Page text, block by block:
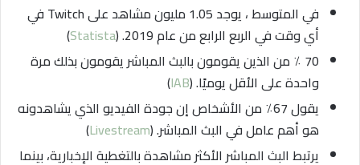
في المتوسط ، يوجد 1.05 مليون مشاهد على Twitch في
أي وقت في الربع الرابع من عام 2019. (
Statista
)
70 ٪ من الذين يقومون بالبث المباشر يقومون بذلك مرة
واحدة على الأقل يوميًا. (IAB
)
يقول 67٪ من الأشخاص إن جودة الفيديو الذي يشاهدونه
هو أهم عامل في البث المباشر. (Livestream
)
يرتبط البث المباشر الأكثر مشاهدة بالتغطية الإخبارية، بينما